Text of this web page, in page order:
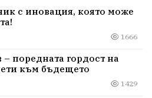
с иновация, която може
1666
поредната гордост на
към бъдещето
1429